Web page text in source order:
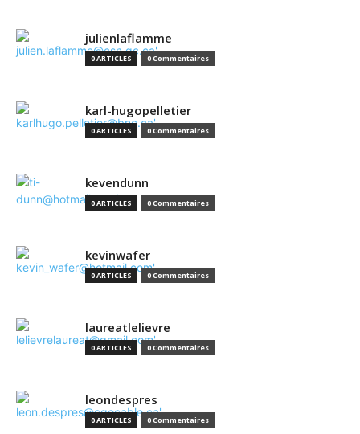
julienlaflamme
0 ARTICLES 0 Commentaires
karl-hugopelletier
0 ARTICLES 0 Commentaires
kevendunn
0 ARTICLES 0 Commentaires
kevinwafer
0 ARTICLES 0 Commentaires
laureatlelievre
0 ARTICLES 0 Commentaires
leondespres
0 ARTICLES 0 Commentaires